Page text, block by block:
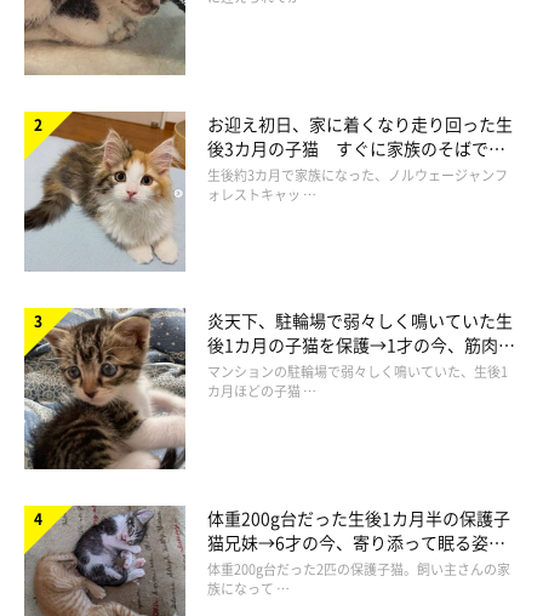
お迎え初日、家に着くなり走り回った生
後3カ月の子猫 すぐに家族のそばで落
ち着く姿に「迎えてよかった」
生後約3カ月で家族になった、ノルウェージャンフ
ォレストキャッ …
炎天下、駐輪場で弱々しく鳴いていた生
後1カ月の子猫を保護→1才の今、筋肉質
でツンデレなコに成長
マンションの駐輪場で弱々しく鳴いていた、生後1
カ月ほどの子猫 …
体重200g台だった生後1カ月半の保護子
猫兄妹→6才の今、寄り添って眠る姿に
ほっこり！
体重200g台だった2匹の保護子猫。飼い主さんの家
族になって …